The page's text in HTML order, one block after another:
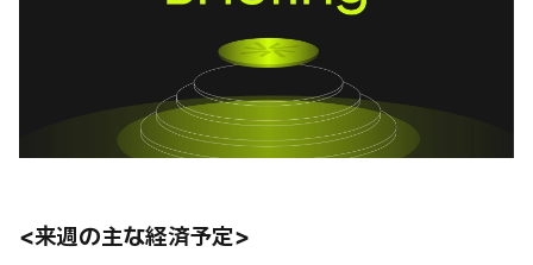
<来週の主な経済予定>